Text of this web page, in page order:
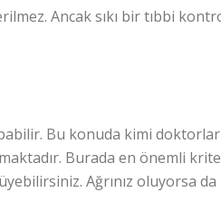
Ancak sıkı bir tıbbi
Bu konuda kimi
Burada en önemli
Ağrınız oluyorsa